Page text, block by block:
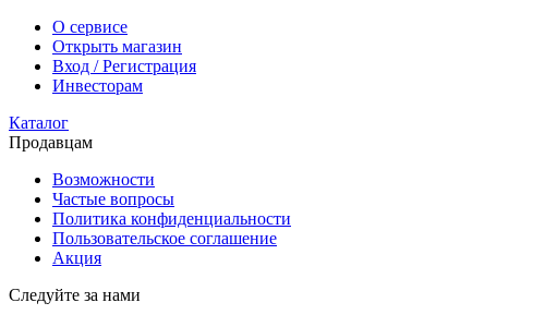
О сервисе
Открыть магазин
Вход / Регистрация
Инвесторам
Каталог
Продавцам
Возможности
Частые вопросы
Политика конфиденциальности
Пользовательское соглашение
Акция
Следуйте за нами